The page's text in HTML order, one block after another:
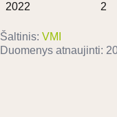
2022 2
Šaltinis: VMI
Duomenys atnaujinti: